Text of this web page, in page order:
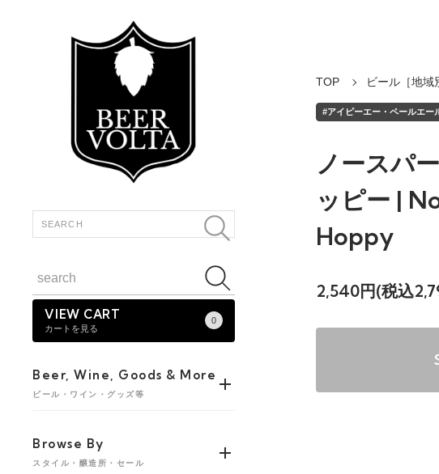
VIEW CART
カートを見る
0
Beer, Wine, Goods & More
ビール・ワイン・グッズ等
Browse By
スタイル・醸造所・セール
TOP ビール［地域
#アイピーエー・ペールエ
ノースパ
ッピー |
Hoppy
2,540円(税込